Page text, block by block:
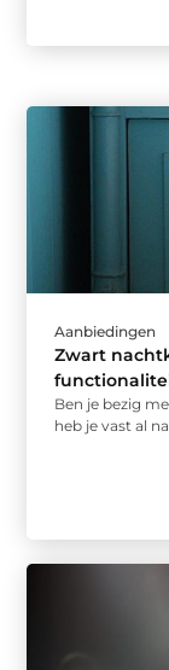
Aanbiedingen
Zwart
Ben je bezig
heb je vast al